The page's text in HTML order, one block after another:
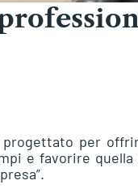
progettato per
e favorire quella